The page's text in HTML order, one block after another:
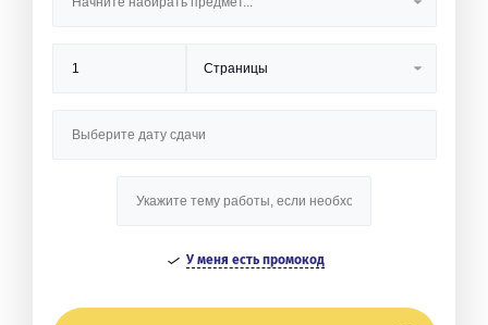
У меня есть промокод